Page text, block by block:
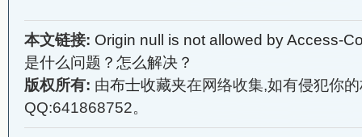
本文链接: Origin null is not allowed by Access-
是什么问题？怎么解决？
版权所有: 由布士收藏夹在网络收集,如有侵犯你
QQ:641868752。